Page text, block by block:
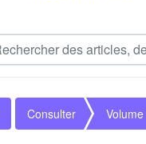
Consulter